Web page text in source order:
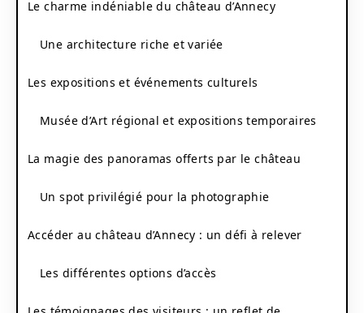
Le charme indéniable du château d’Annecy
Une architecture riche et variée
Les expositions et événements culturels
Musée d’Art régional et expositions temporaires
La magie des panoramas offerts par le château
Un spot privilégié pour la photographie
Accéder au château d’Annecy : un défi à relever
Les différentes options d’accès